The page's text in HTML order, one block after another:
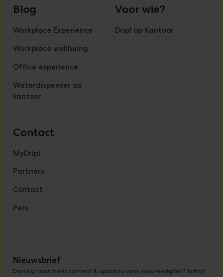
Blog
Workplace Experience
Workplace wellbeing
Office experience
Waterdispenser op
kantoor
Voor wie?
Dripl op Kantoor
Contact
MyDripl
Partners
Contact
Pers
Nieuwsbrief
Dorstig naar meer content & updates voor jouw werkplek? Schrijf